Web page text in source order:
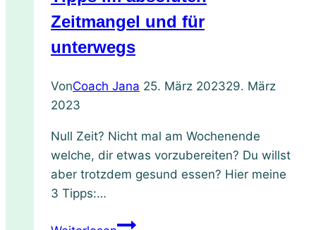
Zeitmangel und für
unterwegs
VonCoach Jana 25. März 202329. März
2023
Null Zeit? Nicht mal am Wochenende
welche, dir etwas vorzubereiten? Du willst
aber trotzdem gesund essen? Hier meine
3 Tipps:…
Gesundes